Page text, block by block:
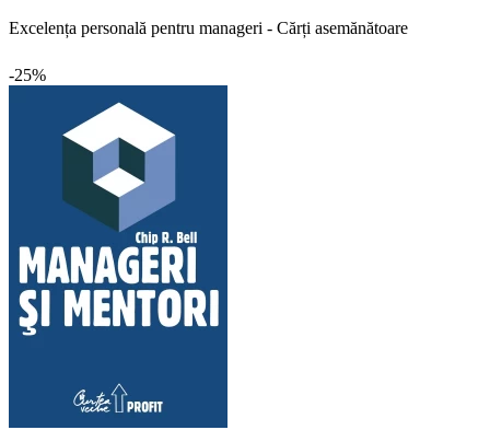
Excelența personală pentru manageri - Cărți asemănătoare
-25%